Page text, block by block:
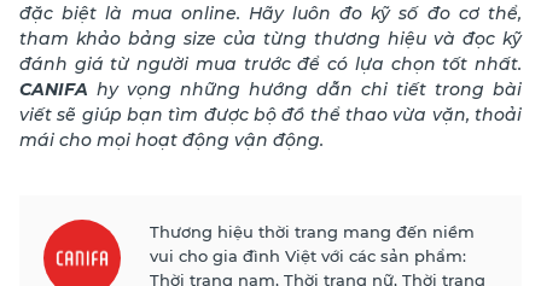
đặc biệt là mua online. Hãy luôn đo kỹ số đo cơ thể,
tham khảo bảng size của từng thương hiệu và đọc kỹ
đánh giá từ người mua trước để có lựa chọn tốt nhất.
CANIFA hy vọng những hướng dẫn chi tiết trong bài
viết sẽ giúp bạn tìm được bộ đồ thể thao vừa vặn, thoải
mái cho mọi hoạt động vận động.
Thương hiệu thời trang mang đến niềm
vui cho gia đình Việt với các sản phẩm:
Thời trang nam, Thời trang nữ, Thời trang